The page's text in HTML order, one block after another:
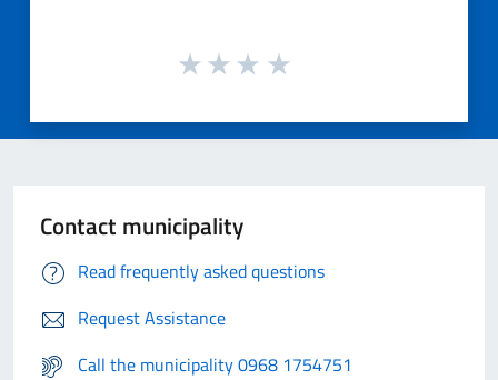
Contact municipality
Read frequently asked questions
Request Assistance
Call the municipality 0968 1754751